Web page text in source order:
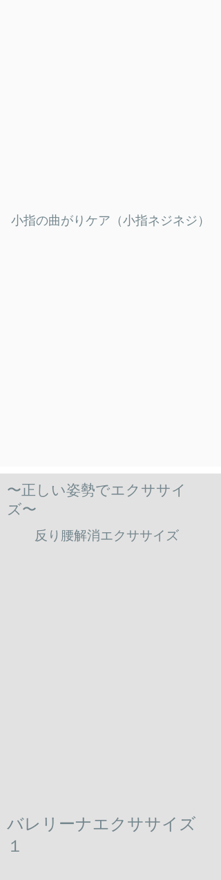
​小指の曲がりケア（小指ネジネジ）
​〜正しい姿勢でエクササイ
ズ〜
​反り腰解消エクササイズ
​バレリーナエクササイズ
１